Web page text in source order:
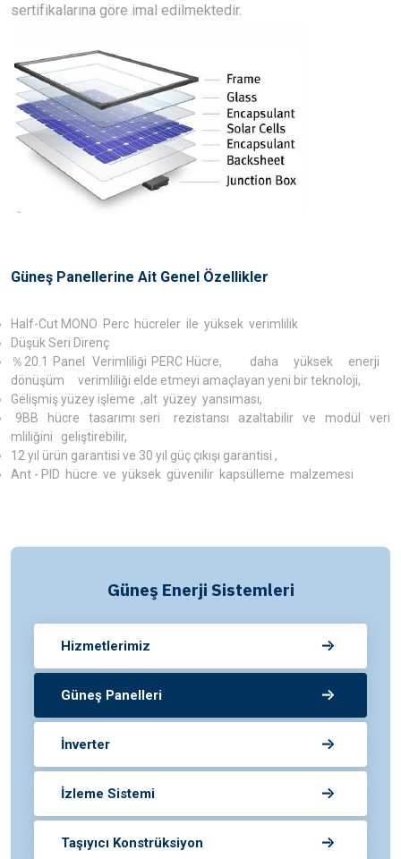
Güneş Enerji Sistemleri
Hizmetlerimiz
Güneş Panelleri
İnverter
İzleme Sistemi
Taşıyıcı Konstrüksiyon
sertifikalarına göre imal edilmektedir.
Güneş Panellerine Ait Genel Özellikler
Half-Cut MONO Perc hücreler ile yüksek verimlilik
Düşük Seri Direnç
％20.1 Panel Verimliliği PERC Hücre, daha yüksek enerji
dönüşüm verimliliği elde etmeyi amaçlayan yeni bir teknoloji,
Gelişmiş yüzey işleme ,alt yüzey yansıması,
9BB hücre tasarımı seri rezistansı azaltabilir ve modül veri
mliliğini geliştirebilir,
12 yıl ürün garantisi ve 30 yıl güç çıkışı garantisi ,
Ant - PID hücre ve yüksek güvenilir kapsülleme malzemesi